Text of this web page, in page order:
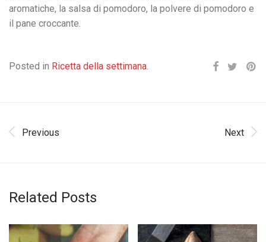
aromatiche, la salsa di pomodoro, la polvere di pomodoro e
il pane croccante.
Posted in Ricetta della settimana.
Previous Next
Related Posts